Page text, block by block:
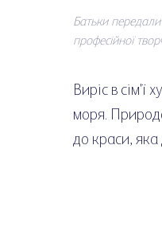
Батьки
професійної
Виріс в сім'ї
моря.
до краси,